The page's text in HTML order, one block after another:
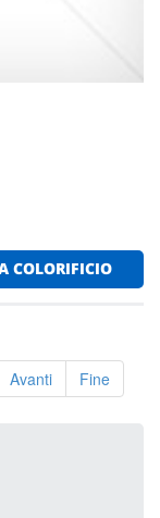
COLORIFICIO
Avanti Fine